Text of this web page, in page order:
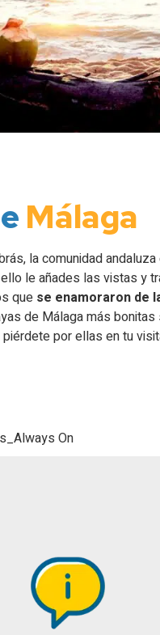
Málaga
la comunidad
le añades las vistas y
que se enamoraron de
de Málaga más
piérdete por ellas en tu